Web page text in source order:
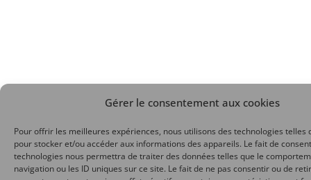
Gérer le consentement aux cookies
Pour offrir les meilleures expériences, nous utilisons des technologies telles
pour stocker et/ou accéder aux informations des appareils. Le fait de
technologies nous permettra de traiter des données telles que le
navigation ou les ID uniques sur ce site. Le fait de ne pas consentir ou de